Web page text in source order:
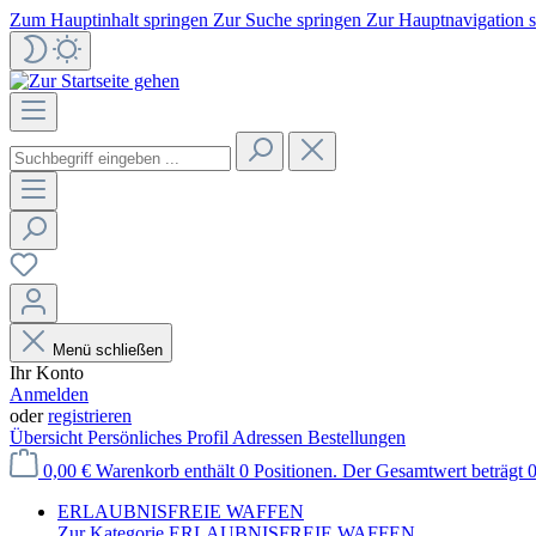
Zum Hauptinhalt springen Zur Suche springen Zur Hauptnavigation
Menü schließen
Ihr Konto
Anmelden
oderregistrieren
Übersicht Persönliches Profil Adressen Bestellungen
0,00 € Warenkorb enthält 0 Positionen. Der Gesamtwert beträgt
ERLAUBNISFREIE WAFFEN